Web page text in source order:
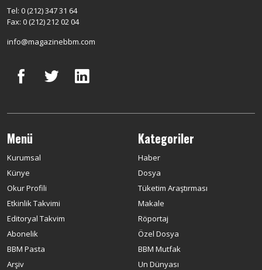
Tel: 0 (212) 347 31 64
Fax: 0 (212) 212 02 04
info@magazinebbm.com
Menü
Kurumsal
Künye
Okur Profili
Etkinlik Takvimi
Editoryal Takvim
Abonelik
BBM Pasta
Arşiv
Kategoriler
Haber
Dosya
Tüketim Araştırması
Makale
Röportaj
Özel Dosya
BBM Mutfak
Un Dünyası